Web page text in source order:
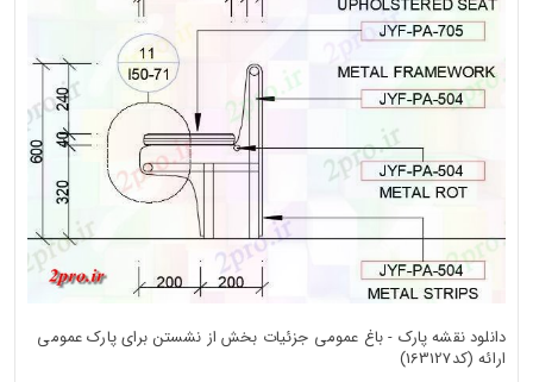
دانلود نقشه پارک - باغ عمومی جزئیات بخش از نشستن برای پارک عمومی
ارائه (کد163127)